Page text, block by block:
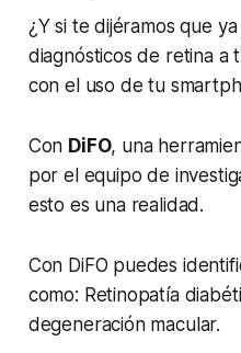
¿Y si te dijéramos que
diagnósticos de retina a
con el uso de tu
Con DiFO, una
por el equipo de
esto es una realidad.
Con DiFO puedes
como: Retinopatía
degeneración macular.